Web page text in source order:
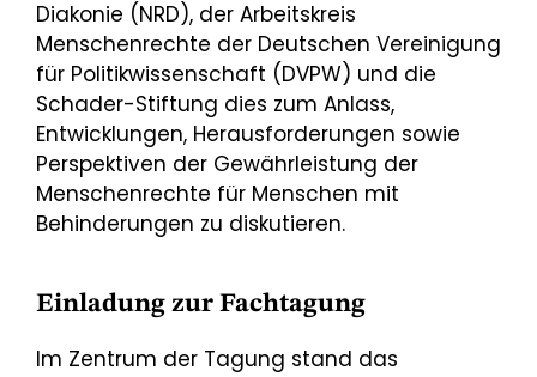
Diakonie (NRD), der Arbeitskreis
Menschenrechte der Deutschen Vereinigung
für Politikwissenschaft (DVPW) und die
Schader-Stiftung dies zum Anlass,
Entwicklungen, Herausforderungen sowie
Perspektiven der Gewährleistung der
Menschenrechte für Menschen mit
Behinderungen zu diskutieren.
Einladung zur Fachtagung
Im Zentrum der Tagung stand das